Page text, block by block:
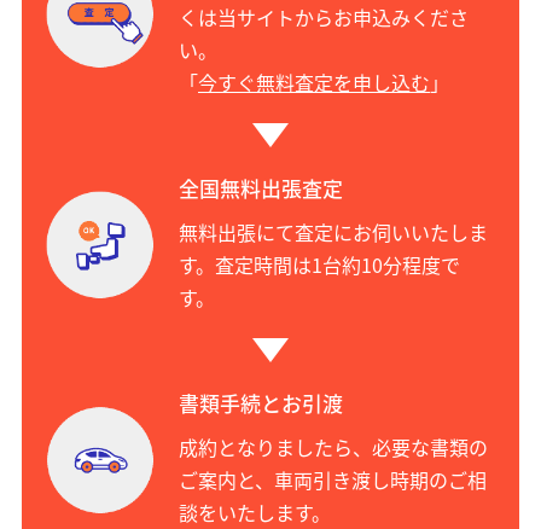
くは当サイトからお申込みくださ
い。
「今すぐ無料査定を申し込む 」
全国無料出張査定
無料出張にて査定にお伺いいたしま
す。査定時間は1台約10分程度で
す。
書類手続とお引渡
成約となりましたら、必要な書類の
ご案内と、車両引き渡し時期のご相
談をいたします。